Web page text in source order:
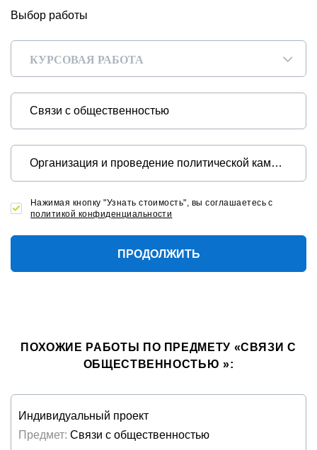
Выбор работы
КУРСОВАЯ РАБОТА ▾
Нажимая кнопку "Узнать стоимость", вы соглашаетесь с
политикой конфиденциальности
ПРОДОЛЖИТЬ
ПОХОЖИЕ РАБОТЫ ПО ПРЕДМЕТУ «СВЯЗИ С
ОБЩЕСТВЕННОСТЬЮ »:
Индивидуальный проект
Предмет: Связи с общественностью